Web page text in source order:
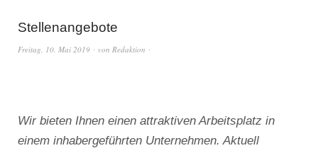
Stellenangebote
Freitag, 10. Mai 2019 von Redaktion
Wir bieten Ihnen einen attraktiven Arbeitsplatz in
einem inhabergeführten Unternehmen. Aktuell